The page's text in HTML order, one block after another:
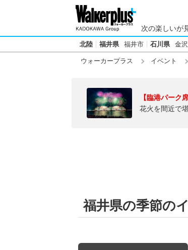
次の楽しいが
北陸 福井県 福井市 石川県 金
ウォーカープラス イベント
【臨港パーク
花火を間近で
福井県の季節の